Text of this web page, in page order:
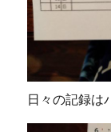
日々の記録は